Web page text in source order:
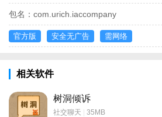
包名： com.urich.iaccompany
官方版 安全无广告 需网络
相关软件
树洞倾诉
社交聊天 | 35MB